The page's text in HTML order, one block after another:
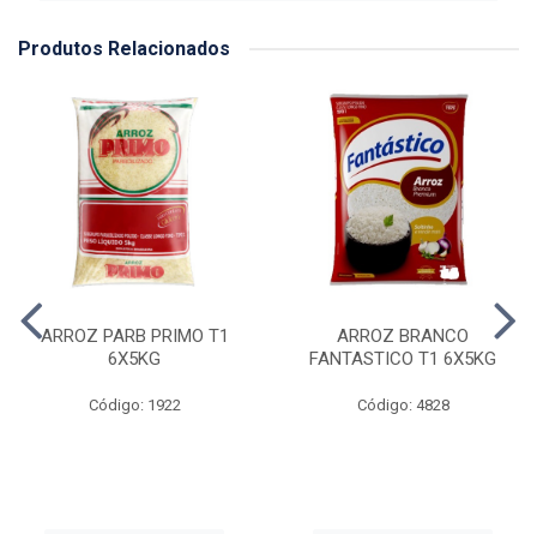
Produtos Relacionados
ARROZ PARB PRIMO T1
6X5KG
Código: 1922
ARROZ BRANCO
FANTASTICO T1 6X5KG
Código: 4828